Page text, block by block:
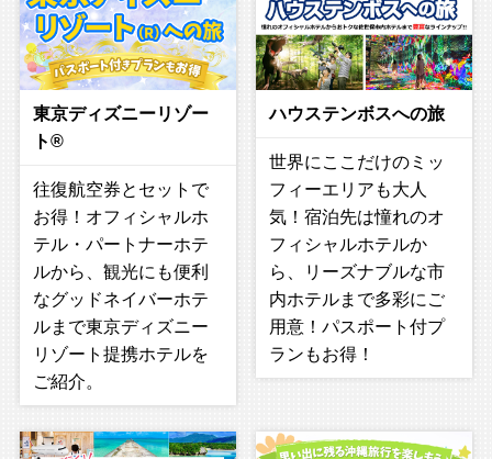
東京ディズニーリゾー
ト®
往復航空券とセットで
お得！オフィシャルホ
テル・パートナーホテ
ルから、観光にも便利
なグッドネイバーホテ
ルまで東京ディズニー
リゾート提携ホテルを
ご紹介。
ハウステンボスへの旅
世界にここだけのミッ
フィーエリアも大人
気！宿泊先は憧れのオ
フィシャルホテルか
ら、リーズナブルな市
内ホテルまで多彩にご
用意！パスポート付プ
ランもお得！